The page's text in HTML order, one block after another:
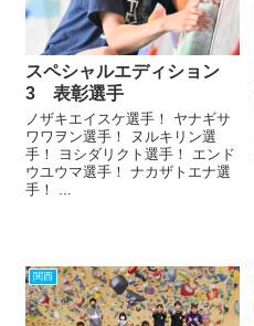
スペシャルエディション
3 表彰選手
ノザキエイスケ選手！ ヤナギサ
ワワヲン選手！ ヌルキリン選
手！ ヨシダリクト選手！ エンド
ウユウマ選手！ ナカザトエナ選
手！ ...
関西